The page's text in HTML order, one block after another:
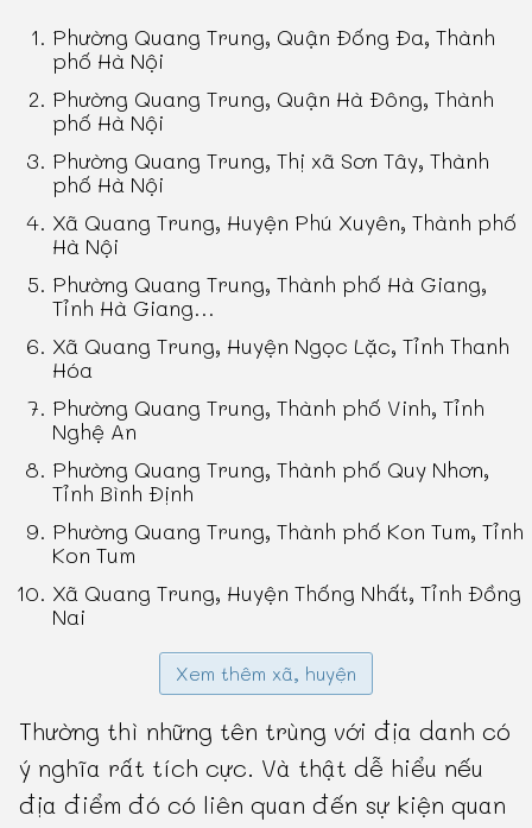
Phường Quang Trung, Quận Đống Đa, Thành
phố Hà Nội
Phường Quang Trung, Quận Hà Đông, Thành
phố Hà Nội
Phường Quang Trung, Thị xã Sơn Tây, Thành
phố Hà Nội
Xã Quang Trung, Huyện Phú Xuyên, Thành phố
Hà Nội
Phường Quang Trung, Thành phố Hà Giang,
Tỉnh Hà Giang...
Xã Quang Trung, Huyện Ngọc Lặc, Tỉnh Thanh
Hóa
Phường Quang Trung, Thành phố Vinh, Tỉnh
Nghệ An
Phường Quang Trung, Thành phố Quy Nhơn,
Tỉnh Bình Định
Phường Quang Trung, Thành phố Kon Tum, Tỉnh
Kon Tum
Xã Quang Trung, Huyện Thống Nhất, Tỉnh Đồng
Nai
Xem thêm xã, huyện
Thường thì những tên trùng với địa danh có
ý nghĩa rất tích cực. Và thật dễ hiểu nếu
địa điểm đó có liên quan đến sự kiện quan